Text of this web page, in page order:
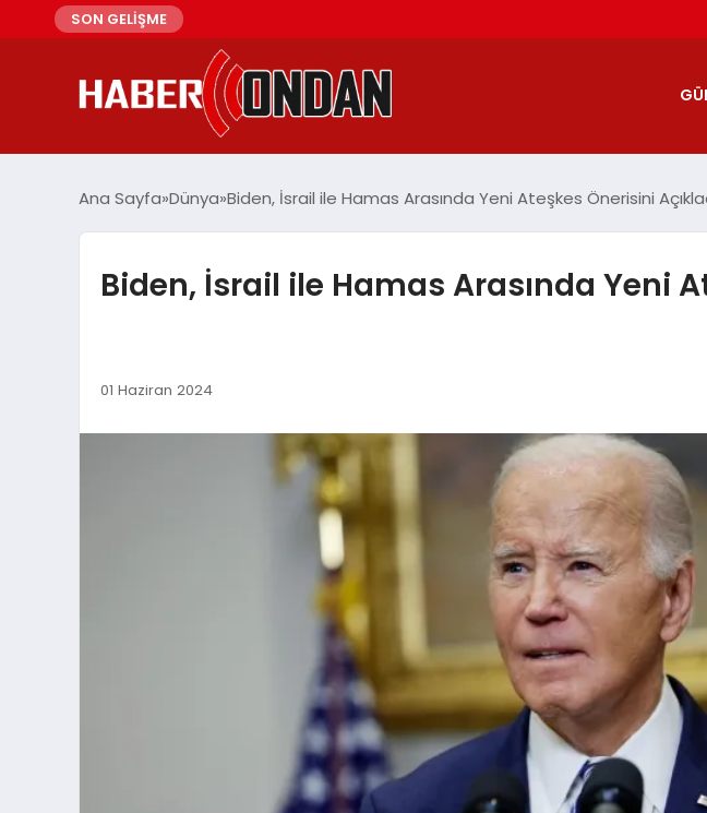
SON GELİŞME
Ana Sayfa Dünya Biden, İsrail ile Hamas Arasında Yeni Ateşkes Önerisini
Biden, İsrail ile Hamas Arasında Yeni
01 Haziran 2024